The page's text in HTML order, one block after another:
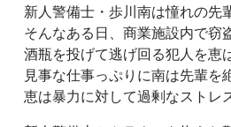
新人警備士・歩川南は憧れの先
そんなある日、商業施設内で窃
酒瓶を投げて逃げ回る犯人を恵
見事な仕事っぷりに南は先輩を
恵は暴力に対して過剰なストレ